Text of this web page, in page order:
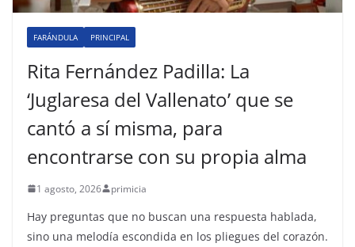
FARÁNDULA PRINCIPAL
Rita Fernández Padilla: La
‘Juglaresa del Vallenato’ que se
cantó a sí misma, para
encontrarse con su propia alma
1 agosto, 2026 primicia
Hay preguntas que no buscan una respuesta hablada,
sino una melodía escondida en los pliegues del corazón.